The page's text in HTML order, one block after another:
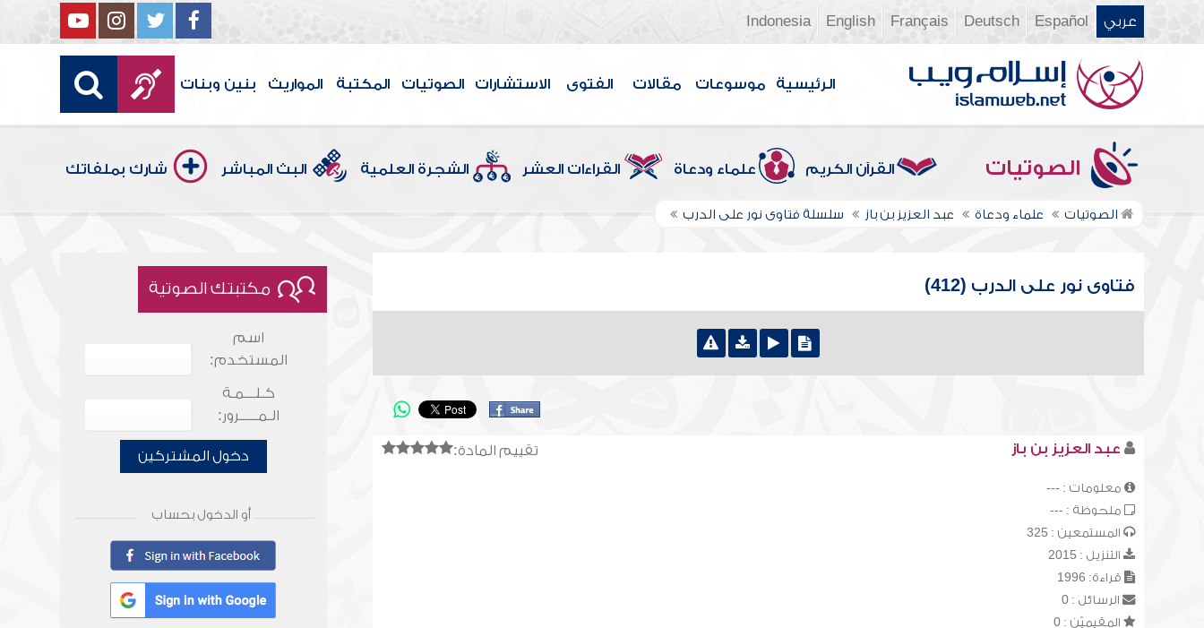
عربي Español
Deutsch
Français
English
Indonesia
الرئيسية موسوعات مقالات الفتوى الاستشارات الصوتيات المكتبة المواريث بنين وبنات
الصوتيات القرآن الكريم علماء ودعاة القراءات العشر الشجرة العلمية البث المباشر شارك بملفاتك
الصوتيات علماء ودعاة عبد العزيز بن باز سلسلة فتاوى نور على الدرب
فتاوى نور على الدرب (412)
تقييم المادة: عبد العزيز بن باز
معلومات : ---
ملحوظة : ---
المستمعين : 325
التنزيل : 2015
قراءة: 1996
الرسائل : 0
المقيميّن : 0
مكتبتك الصوتية
اسم
المستخدم:
كـلـــمـة
الـمـــــرور:
دخول المشتركين
أو الدخول بحساب